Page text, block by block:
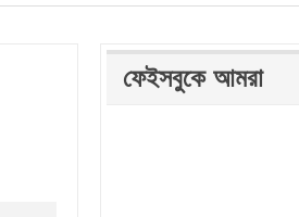
ফেইসবুকে আমরা